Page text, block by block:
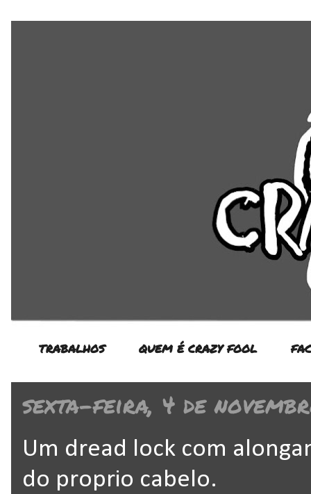
TRABALHOS QUEM É CRAZY FOOL
sexta-feira, 4 de
Um dread lock com
do proprio cabelo.